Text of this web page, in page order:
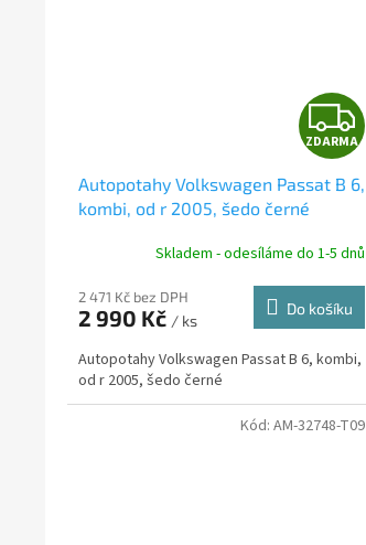
Z
D
R
A
ZDARMA
Autopotahy Volkswagen Passat B 6,
kombi, od r 2005, šedo černé
Skladem - odesíláme do 1-5 dnů
2 471 Kč bez DPH
2 990 Kč / ks
Do košíku
Autopotahy Volkswagen Passat B 6, kombi,
od r 2005, šedo černé
Kód: AM-32748-T09